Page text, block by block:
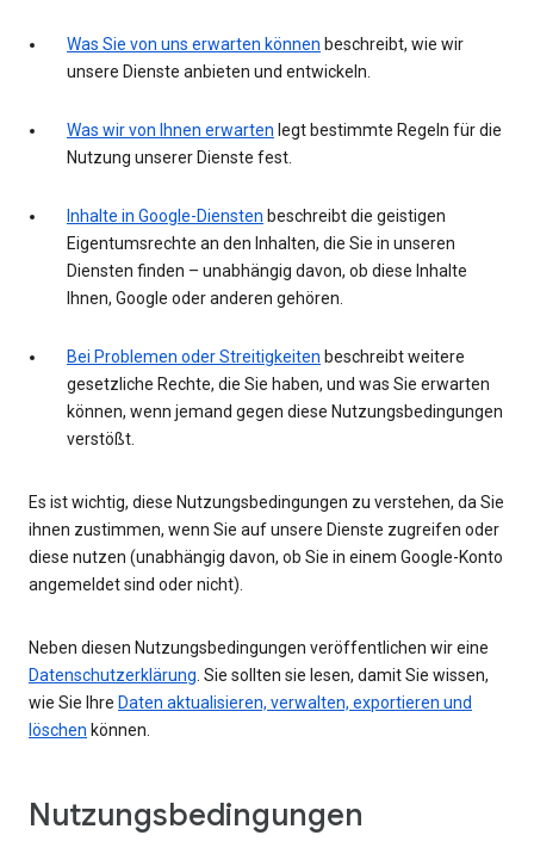
Was Sie von uns erwarten können beschreibt, wie wir
unsere Dienste anbieten und entwickeln.
Was wir von Ihnen erwarten legt bestimmte Regeln für die
Nutzung unserer Dienste fest.
Inhalte in Google-Diensten beschreibt die geistigen
Eigentumsrechte an den Inhalten, die Sie in unseren
Diensten finden – unabhängig davon, ob diese Inhalte
Ihnen, Google oder anderen gehören.
Bei Problemen oder Streitigkeiten beschreibt weitere
gesetzliche Rechte, die Sie haben, und was Sie erwarten
können, wenn jemand gegen diese Nutzungsbedingungen
verstößt.
Es ist wichtig, diese Nutzungsbedingungen zu verstehen, da Sie
ihnen zustimmen, wenn Sie auf unsere Dienste zugreifen oder
diese nutzen (unabhängig davon, ob Sie in einem Google-Konto
angemeldet sind oder nicht).
Neben diesen Nutzungsbedingungen veröffentlichen wir eine
Datenschutzerklärung . Sie sollten sie lesen, damit Sie wissen,
wie Sie Ihre Daten aktualisieren, verwalten, exportieren und
löschen können.
Nutzungsbedingungen